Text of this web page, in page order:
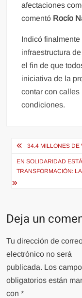
afectaciones
comentó Rocío
Indicó
infraestructura
el fin de que
iniciativa de la
contar con
condiciones.
de
entradas
34.4 MILLONES DE
EN SOLIDARIDAD
TRANSFORMACIÓN:
Deja un
Tu dirección de
electrónico no será
publicada. Los
obligatorios están
con*